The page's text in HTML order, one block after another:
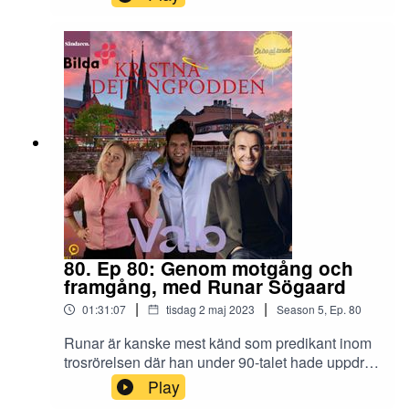
80. Ep 80: Genom motgång och
framgång, med Runar Sögaard
01:31:07 | tisdag 2 maj 2023 | Season 5, Ep. 80
Runar är kanske mest känd som predikant inom
trosrörelsen där han under 90-talet hade uppdrag
som kringresande evangelist. På senare tid har
han dock delvis ändrat bana och är i dagarna i
Play